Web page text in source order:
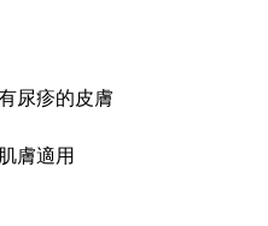
尿疹的皮膚
膚適用